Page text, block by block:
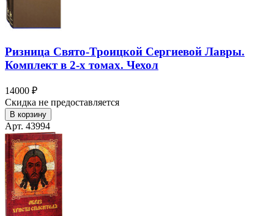
Ризница Свято-Троицкой Сергиевой Лавры.
Комплект в 2-х томах. Чехол
14000 ₽
Скидка не предоставляется
В корзину
Арт. 43994